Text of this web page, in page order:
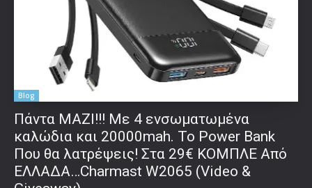
Blog
Πάντα ΜΑΖΙ!!! Με 4 ενσωματωμένα
καλώδια και 20000mah. Το Power Bank
Που θα λατρέψεις! Στα 29€ ΚΟΜΠΛΕ Από
ΕΛΛΑΔΑ…Charmast W2065 (Video &